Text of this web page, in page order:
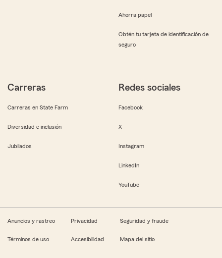
Ahorra papel
Obtén tu tarjeta de identificación de
seguro
Carreras
Carreras en State Farm
Diversidad e inclusión
Jubilados
Redes sociales
Facebook
X
Instagram
LinkedIn
YouTube
Anuncios y rastreo Privacidad Seguridad y fraude
Términos de uso Accesibilidad Mapa del sitio